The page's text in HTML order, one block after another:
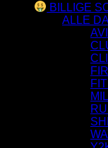
BILLIGE
ALLE